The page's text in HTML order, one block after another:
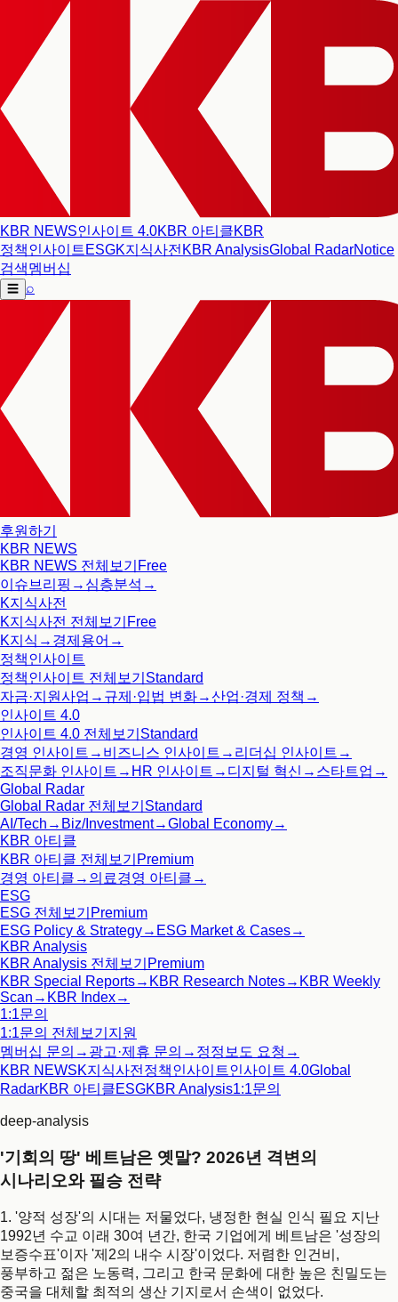
KBR NEWS인사이트 4.0KBR 아티클KBR
정책인사이트 ESGK지식사전 KBR AnalysisGlobal RadarNotice
검색멤버십
☰ ⌕
후원하기
KBR NEWS
KBR NEWS 전체보기 Free
이슈브리핑 → 심층분석 →
K지식사전
K지식사전 전체보기 Free
K지식 → 경제용어 →
정책인사이트
정책인사이트 전체보기 Standard
자금·지원사업 → 규제·입법 변화→산업·경제 정책 →
인사이트 4.0
인사이트 4.0 전체보기 Standard
경영 인사이트 → 비즈니스 인사이트 → 리더십 인사이트 →
조직문화 인사이트 → HR 인사이트 → 디지털 혁신 → 스타트업 →
Global Radar
Global Radar 전체보기 Standard
AI/Tech → Biz/Investment→Global Economy→
KBR 아티클
KBR 아티클 전체보기 Premium
경영 아티클 → 의료경영 아티클 →
ESG
ESG 전체보기 Premium
ESG Policy & Strategy→ ESG Market & Cases→
KBR Analysis
KBR Analysis 전체보기 Premium
KBR Special Reports→ KBR Research Notes→ KBR Weekly
Scan → KBR Index→
1:1문의
1:1문의 전체보기 지원
멤버십 문의 → 광고·제휴 문의 → 정정보도 요청 →
KBR NEWSK지식사전 정책인사이트인사이트 4.0Global
RadarKBR 아티클ESGKBR Analysis1:1문의
deep-analysis
'기회의 땅' 베트남은 옛말? 2026년 격변의
시나리오와 필승 전략
1. '양적 성장'의 시대는 저물었다, 냉정한 현실 인식 필요 지난
1992년 수교 이래 30여 년간, 한국 기업에게 베트남은 '성장의
보증수표'이자 '제2의 내수 시장'이었다. 저렴한 인건비,
풍부하고 젊은 노동력, 그리고 한국 문화에 대한 높은 친밀도는
중국을 대체할 최적의 생산 기지로서 손색이 없었다.